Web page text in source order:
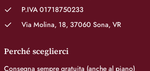
P.IVA 01718750233
Via Molina, 18, 37060 Sona, VR
Perché sceglierci
Consegna sempre gratuita (anche al piano)